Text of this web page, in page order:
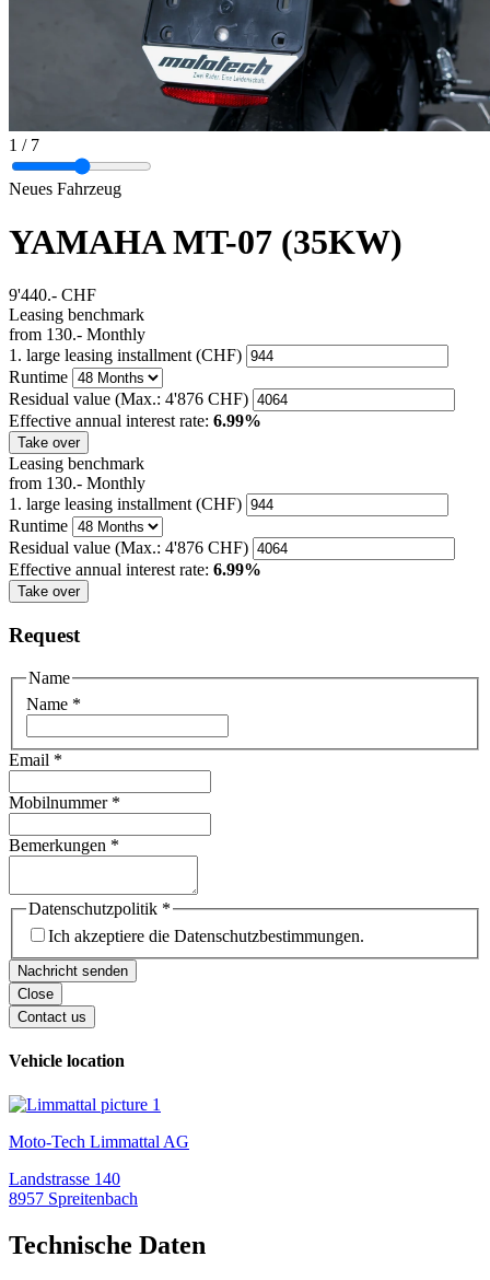
1 / 7
Neues Fahrzeug
YAMAHA MT-07 (35KW)
9'440.- CHF
Leasing benchmark
from 130.- Monthly
1. large leasing installment (CHF)
Runtime
Residual value (Max.: 4'876 CHF)
Effective annual interest rate: 6.99%
Take over
Leasing benchmark
from 130.- Monthly
1. large leasing installment (CHF)
Runtime
Residual value (Max.: 4'876 CHF)
Effective annual interest rate: 6.99%
Take over
Request
Name
Name *
Email *
Mobilnummer *
Bemerkungen *
Datenschutzpolitik *
Ich akzeptiere die Datenschutzbestimmungen.
Nachricht senden
Close
Contact us
Vehicle location
Moto-Tech Limmattal AG
Landstrasse 140
8957 Spreitenbach
Technische Daten